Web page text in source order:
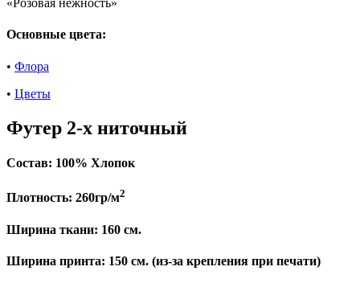
«Розовая нежность»
Основные цвета:
• Флора
• Цветы
Футер 2-х ниточный
Состав: 100% Хлопок
Плотность: 260гр/м2
Ширина ткани: 160 см.
Ширина принта: 150 см. (из-за крепления при печати)